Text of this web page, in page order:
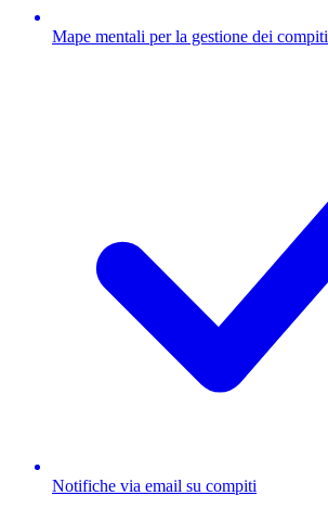
Mape mentali per la gestione dei compiti
Notifiche via email su compiti